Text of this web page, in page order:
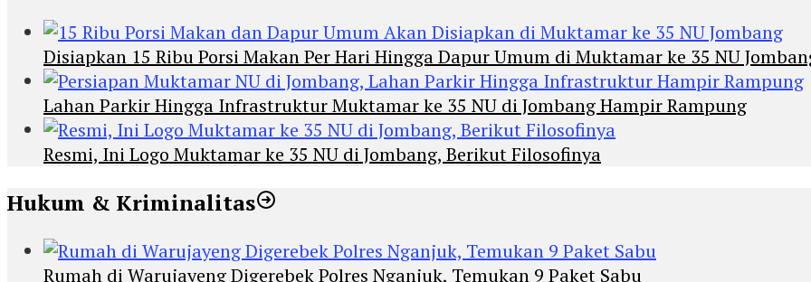
Disiapkan 15 Ribu Porsi Makan Per Hari Hingga Dapur Umum di Muktamar ke 35 NU
Lahan Parkir Hingga Infrastruktur Muktamar ke 35 NU di Jombang Hampir Rampung
Resmi, Ini Logo Muktamar ke 35 NU di Jombang, Berikut Filosofinya
Hukum & Kriminalitas
Rumah di Warujayeng Digerebek Polres Nganjuk, Temukan 9 Paket Sabu